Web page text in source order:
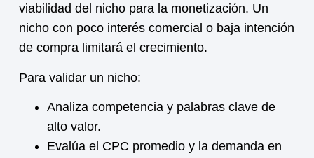
viabilidad del nicho para la monetización. Un
nicho con poco interés comercial o baja intención
de compra limitará el crecimiento.
Para validar un nicho:
Analiza competencia y palabras clave de
alto valor.
Evalúa el CPC promedio y la demanda en